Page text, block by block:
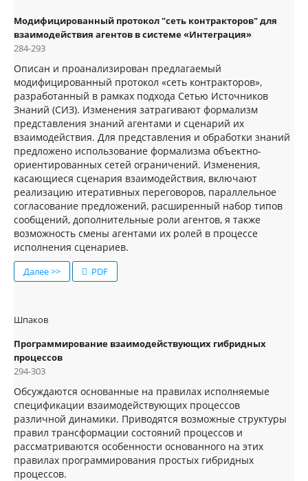
Модифицированный протокол "сеть контракторов" для
взаимодействия агентов в системе «Интеграция»
284-293
Описан и проанализирован предлагаемый
модифицированный протокол «сеть контракторов»,
разработанный в рамках подхода Сетью Источников
Знаний (СИЗ). Изменения затрагивают формализм
представления знаний агентами и сценарий их
взаимодействия. Для представления и обработки знаний
предложено использование формализма объектно-
ориентированных сетей ограничений. Изменения,
касающиеся сценария взаимодействия, включают
реализацию итеративных переговоров, параллельное
согласование предложений, расширенный набор типов
сообщений, дополнительные роли агентов, я также
возможность смены агентами их ролей в процессе
исполнения сценариев.
Далее >> PDF
Шпаков
Программирование взаимодействующих гибридных
процессов
294-303
Обсуждаются основанные на правилах исполняемые
спецификации взаимодействующих процессов
различной динамики. Приводятся возможные структуры
правил трансформации состояний процессов и
рассматриваются особенности основанного на этих
правилах программирования простых гибридных
процессов.